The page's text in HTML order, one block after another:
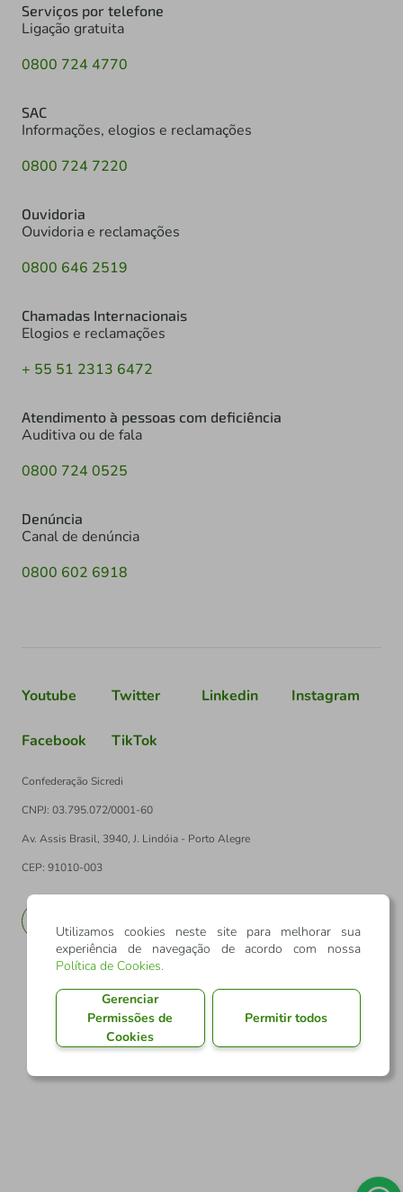
Serviços por telefone
Ligação gratuita
0800 724 4770
SAC
Informações, elogios e reclamações
0800 724 7220
Ouvidoria
Ouvidoria e reclamações
0800 646 2519
Chamadas Internacionais
Elogios e reclamações
+ 55 51 2313 6472
Atendimento à pessoas com deficiência
Auditiva ou de fala
0800 724 0525
Denúncia
Canal de denúncia
0800 602 6918
Youtube Twitter Linkedin Instagram
Facebook TikTok
Confederação Sicredi
CNPJ: 03.795.072/0001-60
Av. Assis Brasil, 3940, J. Lindóia - Porto Alegre
CEP: 91010-003
Utilizamos cookies neste site para melhorar sua
experiência de navegação de acordo com nossa
Política de Cookies.
Gerenciar
Permissões de
Cookies
Permitir todos